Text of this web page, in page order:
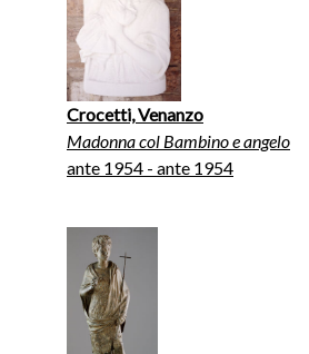
Crocetti, Venanzo
Madonna col Bambino e angelo
ante 1954 - ante 1954